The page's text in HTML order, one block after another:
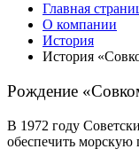
Главная
О компании
История
История
Рождение
В 1972 году
обеспечить